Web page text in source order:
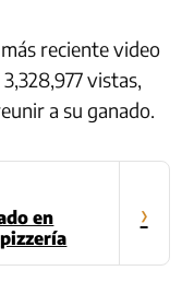
reciente video
vistas,
a su ganado.
en
›